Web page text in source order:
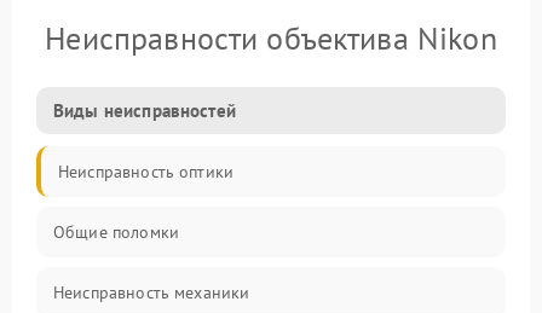
Неисправности объектива Nikon
Виды неисправностей
Неисправность оптики
Общие поломки
Неисправность механики